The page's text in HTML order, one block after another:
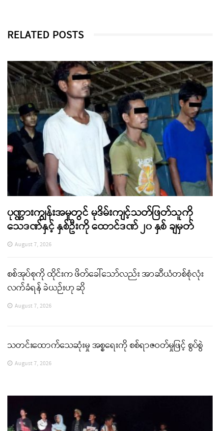
RELATED POSTS
ပုဏ္ဏားကျွန်းအမှုတွင် မုဒိမ်းကျင့်သတ်ဖြတ်သူကို
သေဒဏ်နှင့် နှစ်ဦးကို ထောင်ဒဏ် ၂၀ နှစ် ချမှတ်
August 7, 2026
စစ်အုပ်စုကို ထိုင်းက ဖိတ်ခေါ်သော်လည်း အာဆီယံတစ်စုံလုံး
လက်ခံရန် ခဲယဉ်းဟု ဆို
August 7, 2026
သတင်းထောက်သေဆုံးမှု အစ္စရေးကို စစ်ရာဇဝတ်မှုဖြင့် စွပ်စွဲ
August 7, 2026